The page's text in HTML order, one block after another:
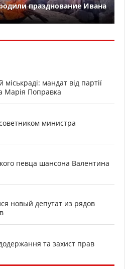
празднование Ивана
мандат від партії
Марія Поправка
министра
певца шансона Валентина
новый депутат из рядов
та захист прав